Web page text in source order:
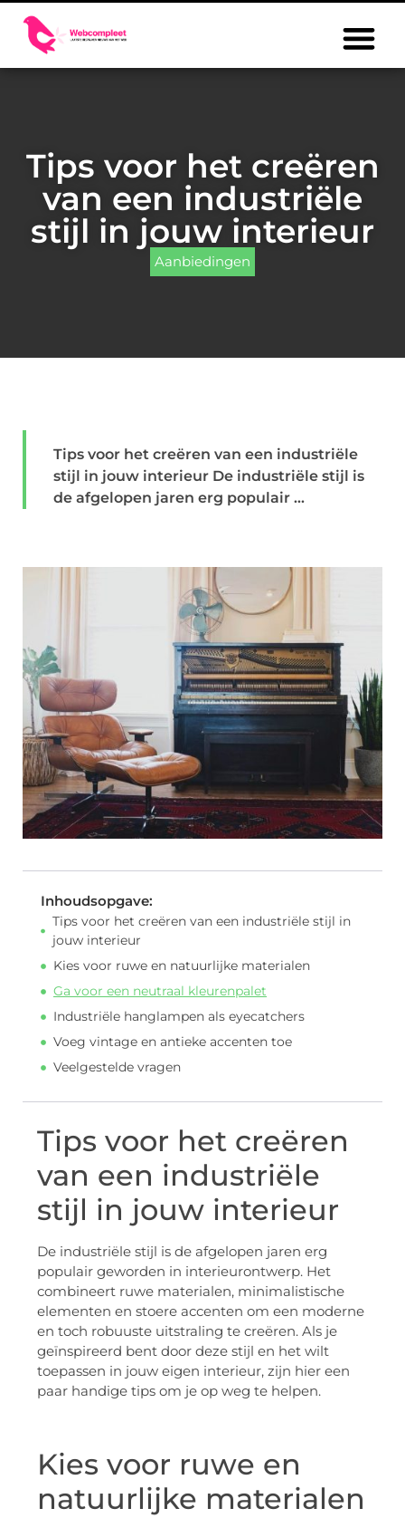
Tips voor het creëren
van een industriële
stijl in jouw interieur
Aanbiedingen
Tips voor het creëren van een industriële
stijl in jouw interieur De industriële stijl is
de afgelopen jaren erg populair ...
Inhoudsopgave:
Tips voor het creëren van een industriële stijl in
jouw interieur
Kies voor ruwe en natuurlijke materialen
Ga voor een neutraal kleurenpalet
Industriële hanglampen als eyecatchers
Voeg vintage en antieke accenten toe
Veelgestelde vragen
Tips voor het creëren
van een industriële
stijl in jouw interieur
De industriële stijl is de afgelopen jaren erg
populair geworden in interieurontwerp. Het
combineert ruwe materialen, minimalistische
elementen en stoere accenten om een moderne
en toch robuuste uitstraling te creëren. Als je
geïnspireerd bent door deze stijl en het wilt
toepassen in jouw eigen interieur, zijn hier een
paar handige tips om je op weg te helpen.
Kies voor ruwe en
natuurlijke materialen